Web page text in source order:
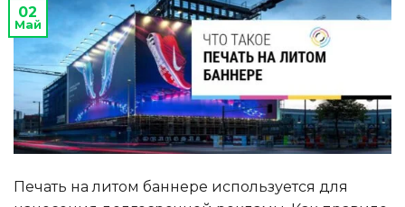
02
Май
Печать на литом баннере используется для